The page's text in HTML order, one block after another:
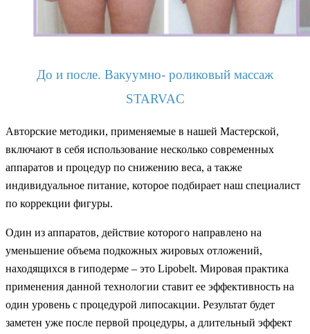
До и после. Вакуумно- роликовый массаж
STARVAC
Авторские методики, применяемые в нашей Мастерской,
включают в себя использование несколько современных
аппаратов и процедур по снижению веса, а также
индивидуальное питание, которое подбирает наш специалист
по коррекции фигуры.
Один из аппаратов, действие которого направлено на
уменьшение объема подкожных жировых отложений,
находящихся в гиподерме – это Lipobelt. Мировая практика
применения данной технологии ставит ее эффективность на
один уровень с процедурой липосакции. Результат будет
заметен уже после первой процедуры, а длительный эффект